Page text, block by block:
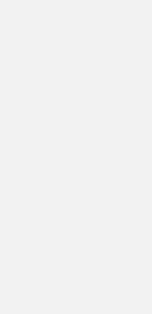
vor dem
Unternehmen
Turbinenbauers
bis Ende 2017 den
rückläufigen Geschäft